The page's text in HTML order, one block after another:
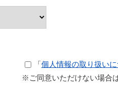
「個人情報の取り扱いに
※ご同意いただけない場合